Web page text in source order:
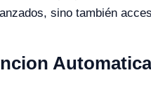
sino también